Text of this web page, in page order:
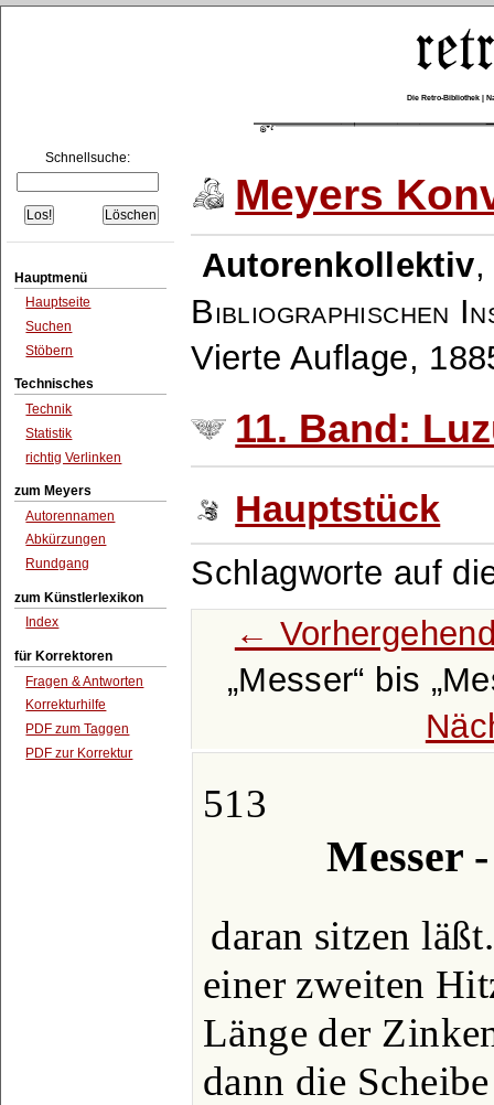
Die Retro-Bibliothek |
Schnellsuche:
Hauptmenü
Hauptseite
Suchen
Stöbern
Technisches
Technik
Statistik
richtig Verlinken
zum Meyers
Autorennamen
Abkürzungen
Rundgang
zum Künstlerlexikon
Index
für Korrektoren
Fragen & Antworten
Korrekturhilfe
PDF zum Taggen
PDF zur Korrektur
Meyers
Autorenkollektiv
Bibliographischen
Vierte Auflage,
11. Band:
Hauptstück
Schlagworte auf
←
Messer
bis
513
Messer
daran sitzen
einer zweiten
Länge der
dann die